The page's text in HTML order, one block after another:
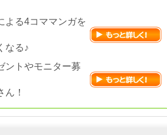
よる4コママンガを
なる♪
ントやモニター募
ん！